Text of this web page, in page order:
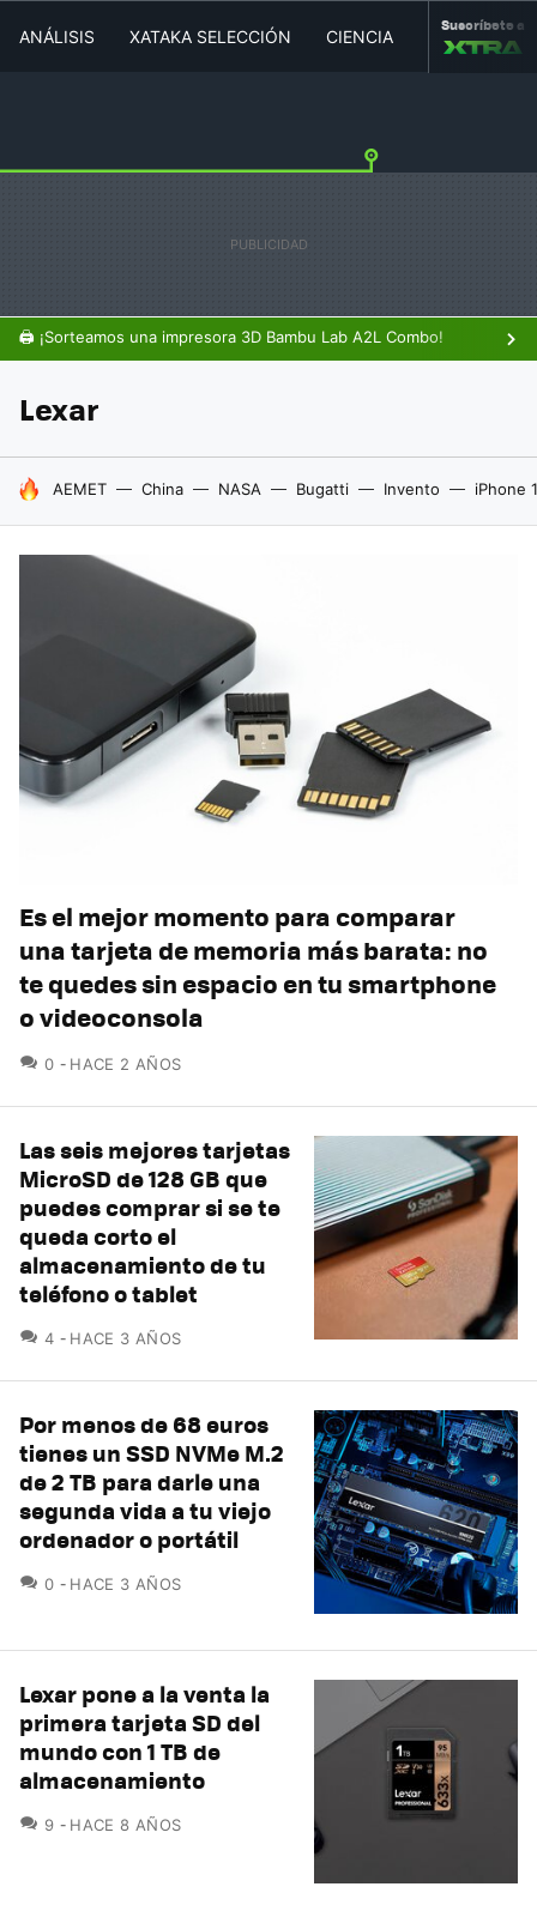
ANÁLISIS XATAKA SELECCIÓN CIENCIA MOVILIDAD
Suscríbete a
🖨️ ¡Sorteamos una impresora 3D Bambu Lab A2L Combo!
Lexar
HOY SE HABLA DE
AEMET China NASA Bugatti Invento iPhone
Es el mejor momento para comparar
una tarjeta de memoria más barata: no
te quedes sin espacio en tu smartphone
o videoconsola
0 COMENTARIOS
HACE 2 AÑOS
Las seis mejores tarjetas
MicroSD de 128 GB que
puedes comprar si se te
queda corto el
almacenamiento de tu
teléfono o tablet
4 COMENTARIOS
HACE 3 AÑOS
Por menos de 68 euros
tienes un SSD NVMe M.2
de 2 TB para darle una
segunda vida a tu viejo
ordenador o portátil
0 COMENTARIOS
HACE 3 AÑOS
Lexar pone a la venta la
primera tarjeta SD del
mundo con 1 TB de
almacenamiento
9 COMENTARIOS
HACE 8 AÑOS